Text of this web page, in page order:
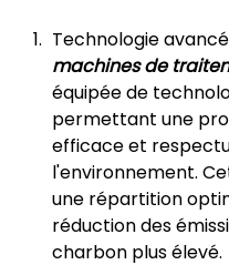
Technologie
machines de
équipée de
permettant une
efficace et
l'environnement.
une répartition
réduction des
charbon plus élevé.